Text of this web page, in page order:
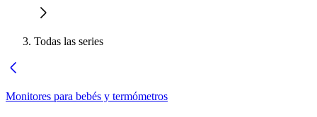
Todas las series
Monitores para bebés y termómetros